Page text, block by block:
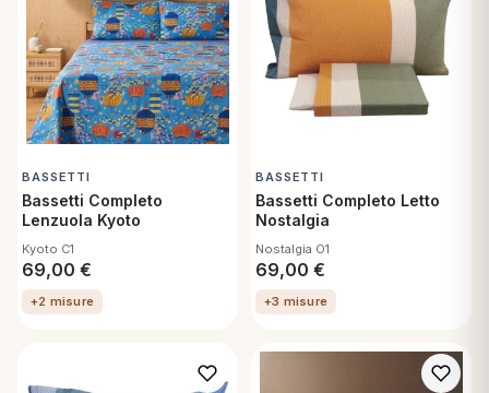
BASSETTI
Bassetti Completo
Lenzuola Kyoto
Kyoto C1
69,00 €
+2 misure
BASSETTI
Bassetti Completo Letto
Nostalgia
Nostalgia O1
69,00 €
+3 misure